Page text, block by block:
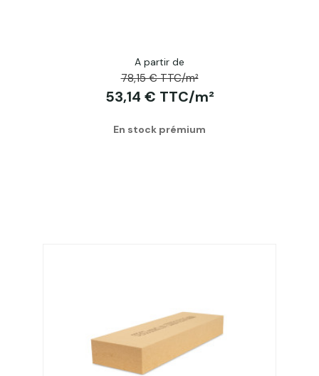
A partir de
78,15 € TTC/m²
53,14 € TTC/m²
En stock prémium